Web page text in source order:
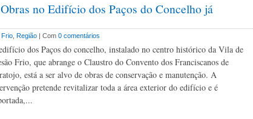
no Edifício dos Paços do Concelho já
Frio Região | Com 0 comentários
dos Paços do concelho, instalado no centro histórico da Vila de
Frio, que abrange o Claustro do Convento dos Franciscanos de
está a ser alvo de obras de conservação e manutenção. A
pretende revitalizar toda a área exterior do edifício e é